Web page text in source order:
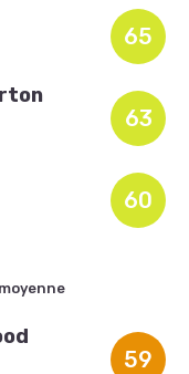
65
63
60
moyenne
59